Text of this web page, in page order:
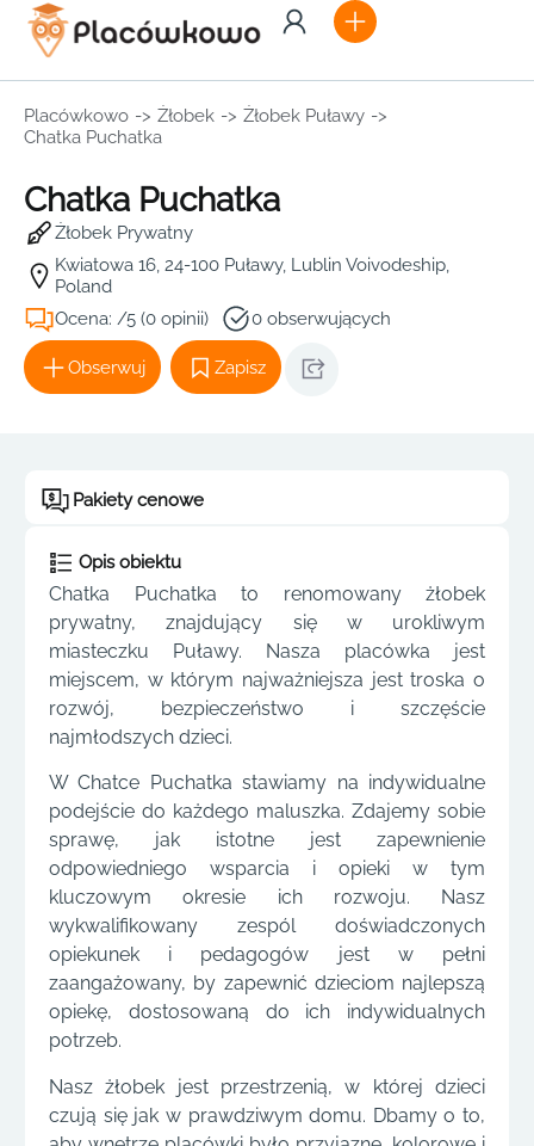
Placówkowo -> Żłobek -> Żłobek Puławy ->
Chatka Puchatka
Chatka Puchatka
Żłobek Prywatny
Kwiatowa 16, 24-100 Puławy, Lublin Voivodeship,
Poland
Ocena: /5 (0 opinii)
0 obserwujących
Obserwuj Zapisz
Pakiety cenowe
Opis obiektu
Chatka Puchatka to renomowany żłobek
prywatny, znajdujący się w urokliwym
miasteczku Puławy. Nasza placówka jest
miejscem, w którym najważniejsza jest troska o
rozwój, bezpieczeństwo i szczęście
najmłodszych dzieci.
W Chatce Puchatka stawiamy na indywidualne
podejście do każdego maluszka. Zdajemy sobie
sprawę, jak istotne jest zapewnienie
odpowiedniego wsparcia i opieki w tym
kluczowym okresie ich rozwoju. Nasz
wykwalifikowany zespól doświadczonych
opiekunek i pedagogów jest w pełni
zaangażowany, by zapewnić dzieciom najlepszą
opiekę, dostosowaną do ich indywidualnych
potrzeb.
Nasz żłobek jest przestrzenią, w której dzieci
czują się jak w prawdziwym domu. Dbamy o to,